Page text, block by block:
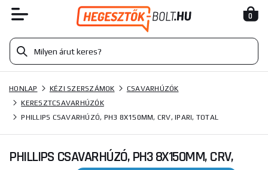
0
HONLAP KÉZI SZERSZÁMOK
CSAVARHÚZÓK
KERESZTCSAVARHÚZÓK
PHILLIPS CSAVARHÚZÓ, PH3 8X150MM, CRV, IPARI, TOTAL
PHILLIPS CSAVARHÚZÓ, PH3 8X150MM, CRV,